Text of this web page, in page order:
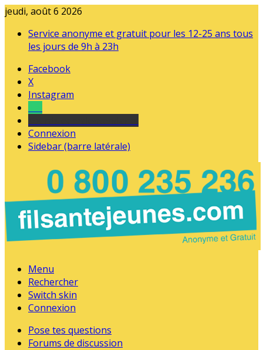
jeudi, août 6 2026
Service anonyme et gratuit pour les 12-25 ans tous
les jours de 9h à 23h
Facebook
X
Instagram
Connexion
Sidebar (barre latérale)
Menu
Rechercher
Switch skin
Connexion
Pose tes questions
Forums de discussion